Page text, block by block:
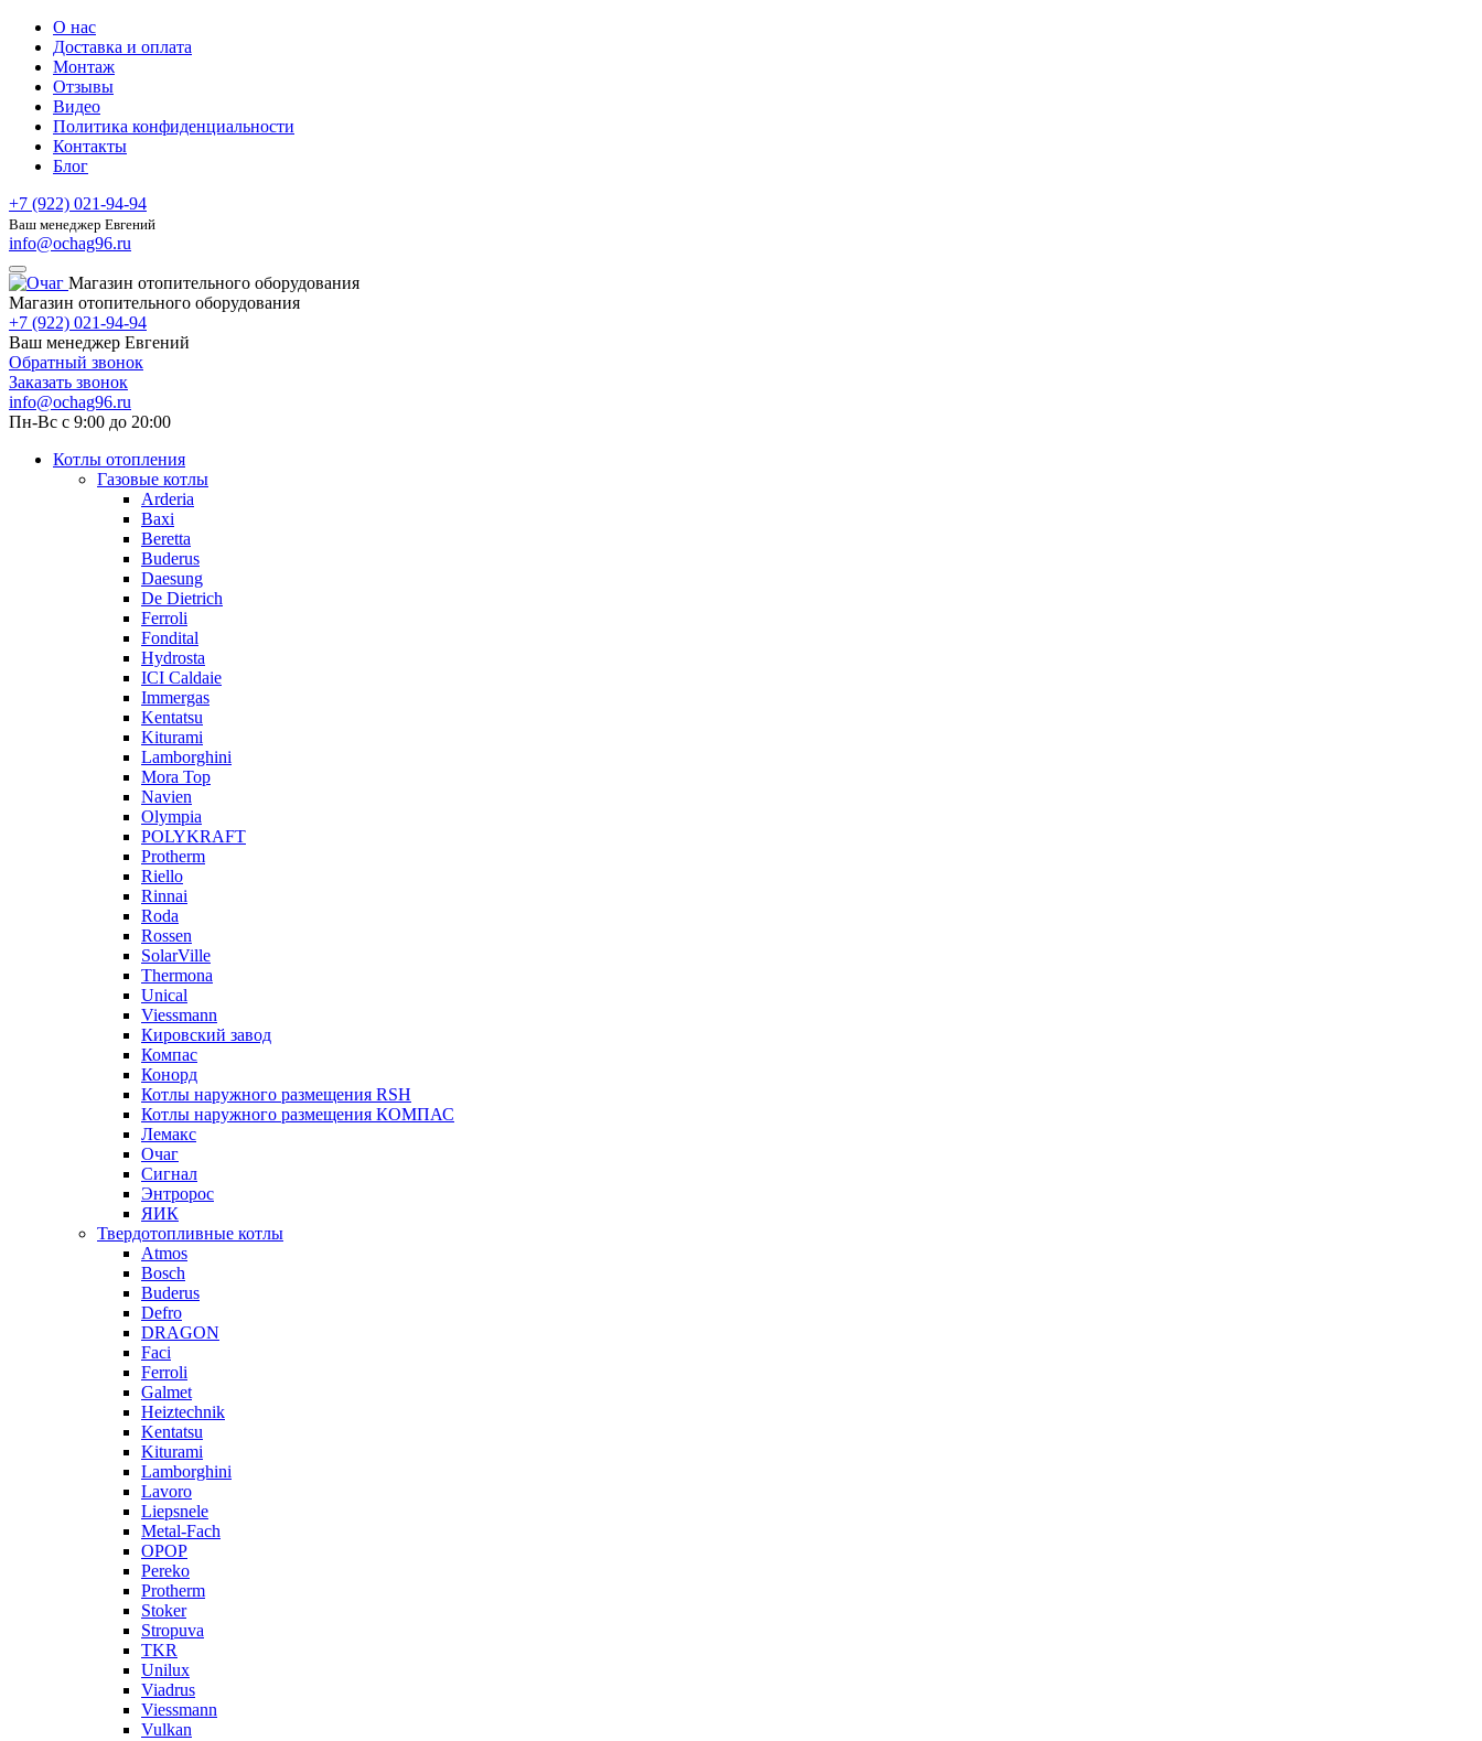
О нас
Доставка и оплата
Монтаж
Отзывы
Видео
Политика конфиденциальности
Контакты
Блог
+7 (922) 021-94-94
Ваш менеджер Евгений
info@ochag96.ru
Магазин отопительного оборудования
Магазин отопительного оборудования
+7 (922) 021-94-94
Ваш менеджер Евгений
Обратный звонок
Заказать звонок
info@ochag96.ru
Пн-Вс с 9:00 до 20:00
Котлы отопления
Газовые котлы
Arderia
Baxi
Beretta
Buderus
Daesung
De Dietrich
Ferroli
Fondital
Hydrosta
ICI Caldaie
Immergas
Kentatsu
Kiturami
Lamborghini
Mora Top
Navien
Olympia
POLYKRAFT
Protherm
Riello
Rinnai
Roda
Rossen
SolarVille
Thermona
Unical
Viessmann
Кировский завод
Компас
Конорд
Котлы наружного размещения RSH
Котлы наружного размещения КОМПАС
Лемакс
Очаг
Сигнал
Энтророс
ЯИК
Твердотопливные котлы
Atmos
Bosch
Buderus
Defro
DRAGON
Faci
Ferroli
Galmet
Heiztechnik
Kentatsu
Kiturami
Lamborghini
Lavoro
Liepsnele
Metal-Fach
OPOP
Pereko
Protherm
Stoker
Stropuva
TKR
Unilux
Viadrus
Viessmann
Vulkan